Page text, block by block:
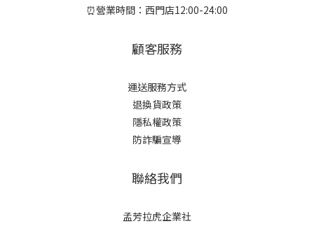
⏰營業時間：西門店12:00-24:00
顧客服務
運送服務方式
退換貨政策
隱私權政策
防詐騙宣導
聯絡我們
孟芳拉虎企業社